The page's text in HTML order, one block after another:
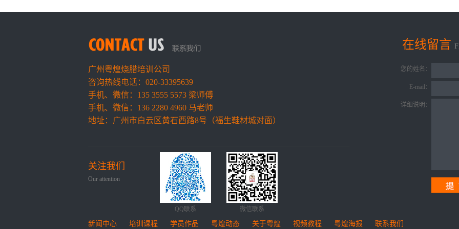
广州粤煌烧腊培训公司
咨询热线电话：020-33395639
手机、微信：135 3555 5573 梁师傅
手机、微信：136 2280 4960 马老师
地址：广州市白云区黄石西路8号（福生鞋材城对面）
您的姓名：
E-mail：
详细说明：
在线留言
关注我们
Our attention
QQ联系 微信联系
新闻中心 培训课程 学员作品 粤煌动态 关于粤煌 视频教程 粤煌海报 联系我们